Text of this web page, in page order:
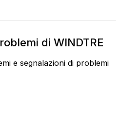
di WINDTRE
e segnalazioni di problemi